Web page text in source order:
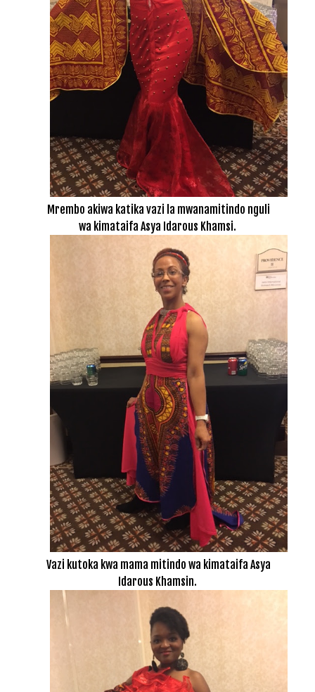
Mrembo akiwa katika vazi la mwanamitindo nguli
wa kimataifa Asya Idarous Khamsi.
Vazi kutoka kwa mama mitindo wa kimataifa Asya
Idarous Khamsin.